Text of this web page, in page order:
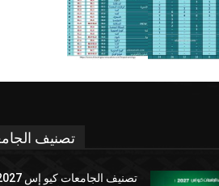
تصنيف